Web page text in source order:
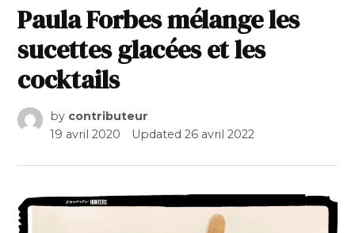
Paula Forbes mélange les
sucettes glacées et les
cocktails
by contributeur
19 avril 2020
Updated26 avril 2022